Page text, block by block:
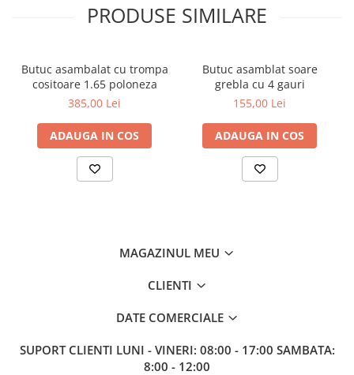
PRODUSE SIMILARE
Butuc asambalat cu trompa
cositoare 1.65 poloneza
385,00 Lei
ADAUGA IN COS
Butuc asamblat soare
grebla cu 4 gauri
155,00 Lei
ADAUGA IN COS
MAGAZINUL MEU
CLIENTI
DATE COMERCIALE
SUPORT CLIENTI LUNI - VINERI: 08:00 - 17:00 SAMBATA:
8:00 - 12:00